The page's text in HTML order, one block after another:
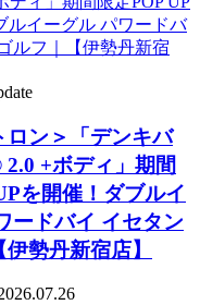
ロン＞「デンキバ
2.0 +ボディ」期間
を開催！ダブルイ
ードバイ イセタン
勢丹新宿店】